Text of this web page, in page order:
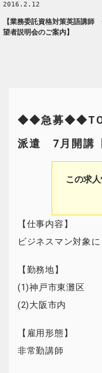
2016.2.12
【業務委託資格対策英語講師
望者説明会のご案内】
◆◆急募
派遣 7月開講
この求
【仕事内容】
ビジネスマン対象
【勤務地】
(1)神戸市東灘区
(2)大阪市内
【雇用形態】
非常勤講師